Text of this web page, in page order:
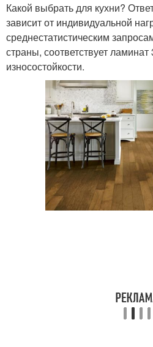
Какой выбрать для кухни?
зависит от индивидуальной
среднестатистическим
страны, соответствует ламинат
износостойкости.